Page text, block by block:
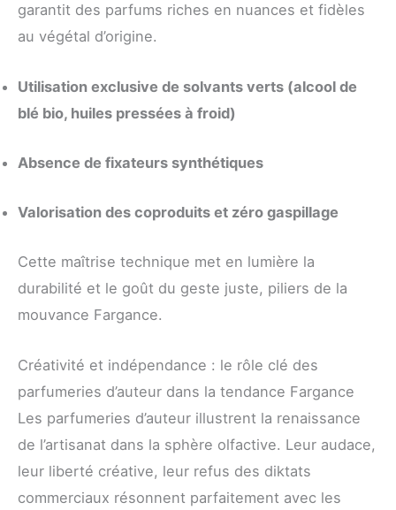
garantit des parfums riches en nuances et fidèles
au végétal d’origine.
Utilisation exclusive de solvants verts (alcool de
blé bio, huiles pressées à froid)
Absence de fixateurs synthétiques
Valorisation des coproduits et zéro gaspillage
Cette maîtrise technique met en lumière la
durabilité et le goût du geste juste, piliers de la
mouvance Fargance.
Créativité et indépendance : le rôle clé des
parfumeries d’auteur dans la tendance Fargance
Les parfumeries d’auteur illustrent la renaissance
de l’artisanat dans la sphère olfactive. Leur audace,
leur liberté créative, leur refus des diktats
commerciaux résonnent parfaitement avec les